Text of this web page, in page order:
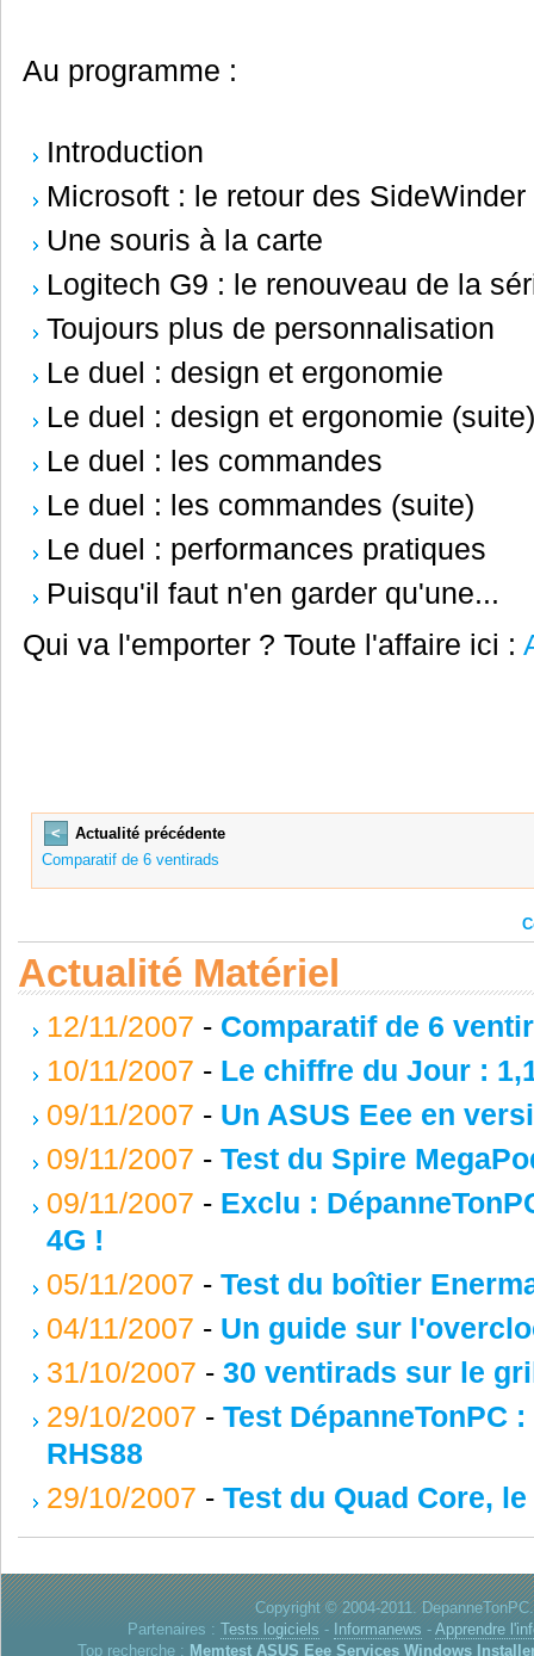
Au programme :
Introduction
Microsoft : le retour des SideWinder
Une souris à la carte
Logitech G9 : le renouveau de la
Toujours plus de personnalisation
Le duel : design et ergonomie
Le duel : design et ergonomie (suite)
Le duel : les commandes
Le duel : les commandes (suite)
Le duel : performances pratiques
Puisqu'il faut n'en garder qu'une...
Qui va l'emporter ? Toute l'affaire ici :
<
Actualité précédente
Comparatif de 6 ventirads
Actualité Matériel
12/11/2007 - Comparatif de 6
10/11/2007 - Le chiffre du Jour :
09/11/2007 - Un ASUS Eee en
09/11/2007 - Test du Spire
09/11/2007 - Exclu :
4G !
05/11/2007 - Test du boîtier
04/11/2007 - Un guide sur
31/10/2007 - 30 ventirads sur le
29/10/2007 - Test DépanneTonPC
RHS88
29/10/2007 - Test du Quad Core, le
Copyright © 2004-2011.
Partenaires : Tests logiciels - Informanews - Apprendre
Top recherche : Memtest ASUS Eee Services Windows